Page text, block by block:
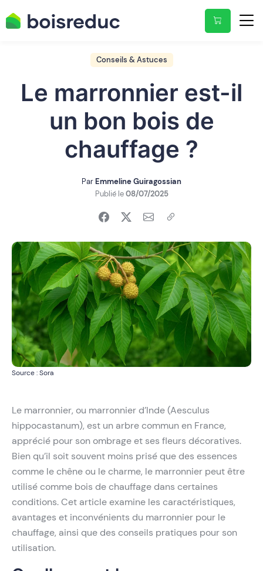
Conseils & Astuces
Le marronnier est-il
un bon bois de
chauffage ?
ParEmmeline Guiragossian
Publié le08/07/2025
Source : Sora
Le marronnier, ou marronnier d’Inde (Aesculus
hippocastanum), est un arbre commun en France,
apprécié pour son ombrage et ses fleurs décoratives.
Bien qu’il soit souvent moins prisé que des essences
comme le chêne ou le charme, le marronnier peut être
utilisé comme bois de chauffage dans certaines
conditions. Cet article examine les caractéristiques,
avantages et inconvénients du marronnier pour le
chauffage, ainsi que des conseils pratiques pour son
utilisation.